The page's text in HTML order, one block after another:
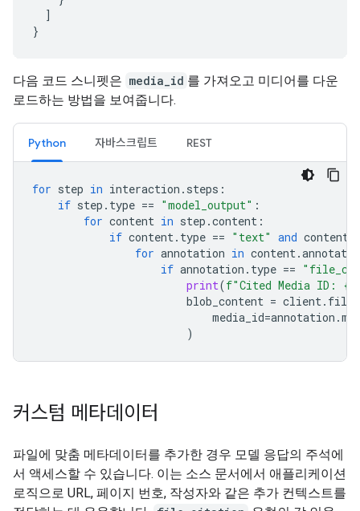
]
}
다음 코드 스니펫은 media_id 를 가져오고 미디어를 다운
로드하는 방법을 보여줍니다.
Python 자바스크립트 REST
for step in interaction . steps :
if step . type == "model_output" :
for content in step .content :
if content. type == "text" and content
for annotation in content.
if annotation . type ==
print(f"Cited Media ID: {
blob_content = client.
media_id=annotation .
)
커스텀 메타데이터
파일에 맞춤 메타데이터를 추가한 경우 모델 응답의 주석에
서 액세스할 수 있습니다. 이는 소스 문서에서 애플리케이션
로직으로 URL, 페이지 번호, 작성자와 같은 추가 컨텍스트를